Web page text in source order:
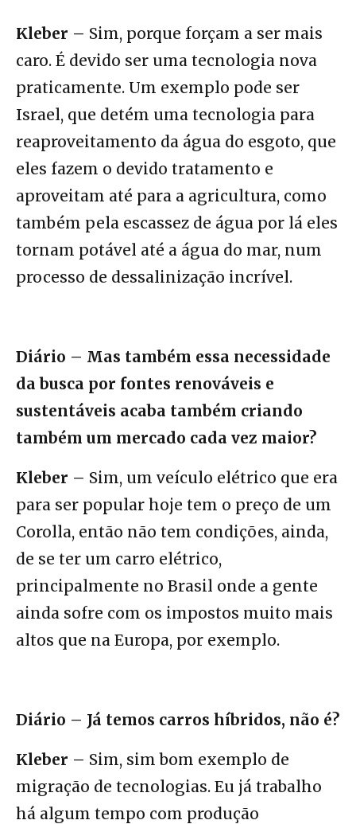
Kleber – Sim, porque forçam a ser mais
caro. É devido ser uma tecnologia nova
praticamente. Um exemplo pode ser
Israel, que detém uma tecnologia para
reaproveitamento da água do esgoto, que
eles fazem o devido tratamento e
aproveitam até para a agricultura, como
também pela escassez de água por lá eles
tornam potável até a água do mar, num
processo de dessalinização incrível.
Diário – Mas também essa necessidade
da busca por fontes renováveis e
sustentáveis acaba também criando
também um mercado cada vez maior?
Kleber – Sim, um veículo elétrico que era
para ser popular hoje tem o preço de um
Corolla, então não tem condições, ainda,
de se ter um carro elétrico,
principalmente no Brasil onde a gente
ainda sofre com os impostos muito mais
altos que na Europa, por exemplo.
Diário – Já temos carros híbridos, não é?
Kleber – Sim, sim bom exemplo de
migração de tecnologias. Eu já trabalho
há algum tempo com produção